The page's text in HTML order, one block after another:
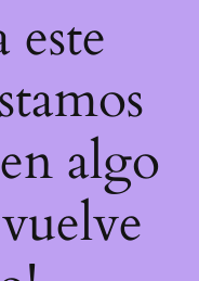
este
algo